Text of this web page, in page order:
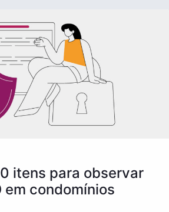
itens para observar
em condomínios